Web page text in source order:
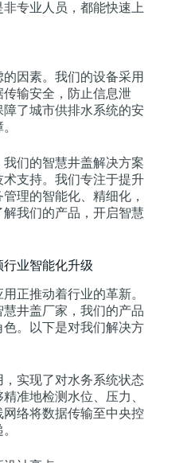
专业人员，都能快速上
因素。我们的设备采用
输安全，防止信息泄
了城市供排水系统的安
们的智慧井盖解决方案
支持。我们专注于提升
理的智能化、精细化，
我们的产品，开启智慧
业智能化升级
正推动着行业的革新。
井盖厂家，我们的产品
。以下是对我们解决方
实现了对水务系统状态
准地检测水位、压力、
络将数据传输至中央控